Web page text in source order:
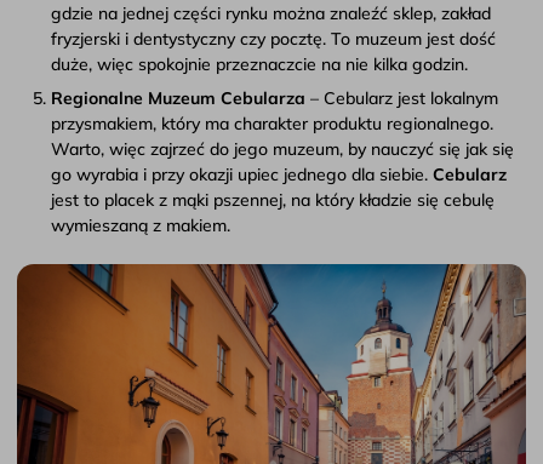
gdzie na jednej części rynku można znaleźć sklep, zakład
fryzjerski i dentystyczny czy pocztę. To muzeum jest dość
duże, więc spokojnie przeznaczcie na nie kilka godzin.
Regionalne Muzeum Cebularza – Cebularz jest lokalnym
przysmakiem, który ma charakter produktu regionalnego.
Warto, więc zajrzeć do jego muzeum, by nauczyć się jak się
go wyrabia i przy okazji upiec jednego dla siebie. Cebularz
jest to placek z mąki pszennej, na który kładzie się cebulę
wymieszaną z makiem.